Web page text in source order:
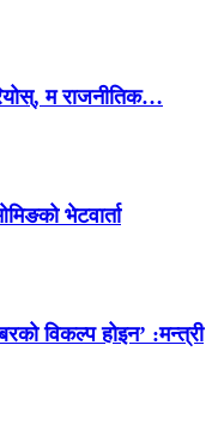
म राजनीतिक…
भेटवार्ता
विकल्प होइन’ :मन्त्री